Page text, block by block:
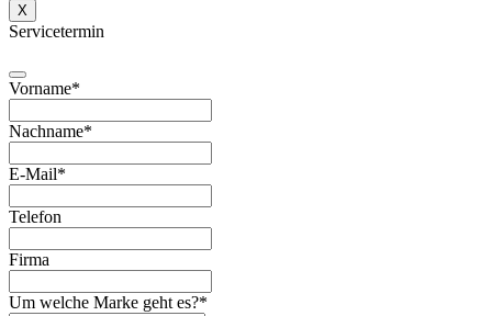
X
Servicetermin
Vorname*
Nachname*
E-Mail*
Telefon
Firma
Um welche Marke geht es?*